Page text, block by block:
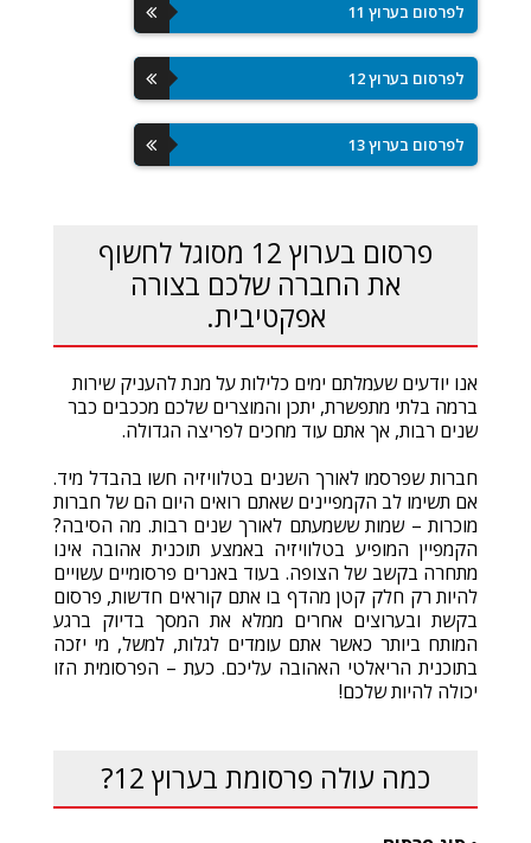
לפרסום בערוץ 11
לפרסום בערוץ 12
לפרסום בערוץ 13
פרסום בערוץ 12 מסוגל לחשוף
את החברה שלכם בצורה
אפקטיבית.
אנו יודעים שעמלתם ימים כלילות על מנת להעניק שירות
ברמה בלתי מתפשרת, יתכן והמוצרים שלכם מככבים כבר
שנים רבות, אך אתם עוד מחכים לפריצה הגדולה.
חברות שפרסמו לאורך השנים בטלוויזיה חשו בהבדל מיד.
אם תשימו לב הקמפיינים שאתם רואים היום הם של חברות
מוכרות – שמות ששמעתם לאורך שנים רבות. מה הסיבה?
הקמפיין המופיע בטלוויזיה באמצע תוכנית אהובה אינו
מתחרה בקשב של הצופה. בעוד באנרים פרסומיים עשויים
להיות רק חלק קטן מהדף בו אתם קוראים חדשות, פרסום
בקשת ובערוצים אחרים ממלא את המסך בדיוק ברגע
המותח ביותר כאשר אתם עומדים לגלות, למשל, מי יזכה
בתוכנית הריאלטי האהובה עליכם. כעת – הפרסומית הזו
יכולה להיות שלכם!
כמה עולה פרסומת בערוץ 12?